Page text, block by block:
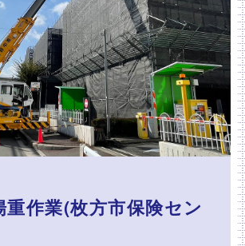
重作業(枚方市保険セン